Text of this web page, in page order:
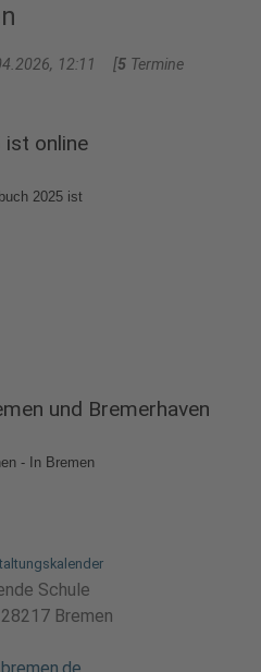
12:11 [5 Termine
ist online
und Bremerhaven
Schule
28217 Bremen